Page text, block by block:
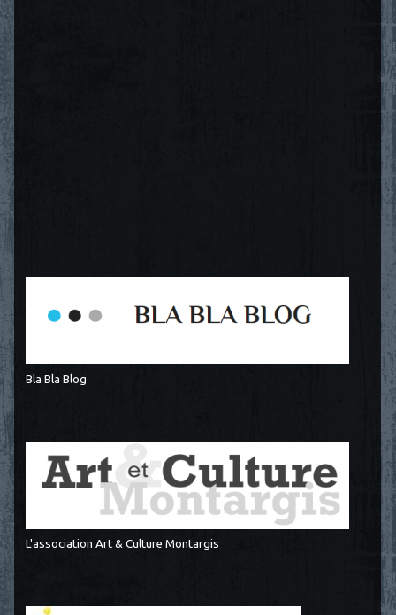
Bla Bla Blog
L'association Art & Culture Montargis